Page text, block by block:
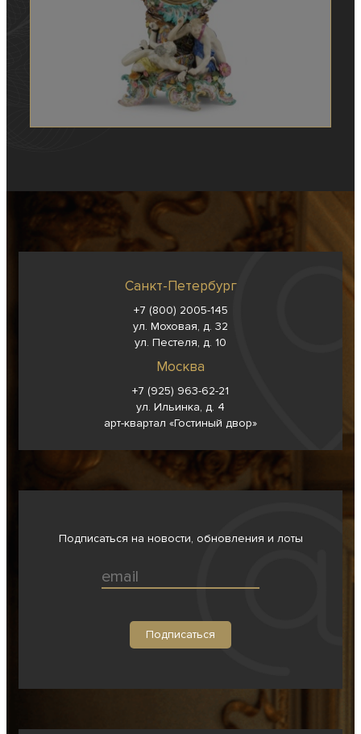
Санкт-Петербург
+7 (800) 2005-145
ул. Моховая, д. 32
ул. Пестеля, д. 10
Москва
+7 (925) 963-62-21
ул. Ильинка, д. 4
арт-квартал «Гостиный двор»
Подписаться на новости, обновления и лоты